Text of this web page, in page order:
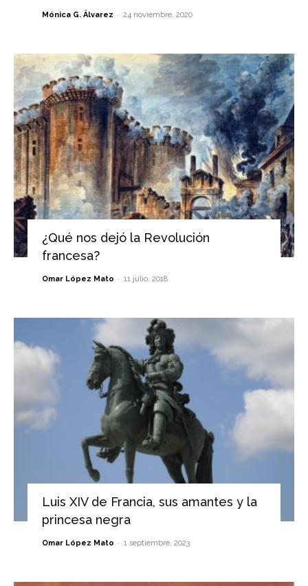
Mónica G. Álvarez - 24 noviembre, 2020
¿Qué nos dejó la Revolución
francesa?
Omar López Mato - 11 julio, 2018
Luis XIV de Francia, sus amantes y la
princesa negra
Omar López Mato - 1 septiembre, 2023